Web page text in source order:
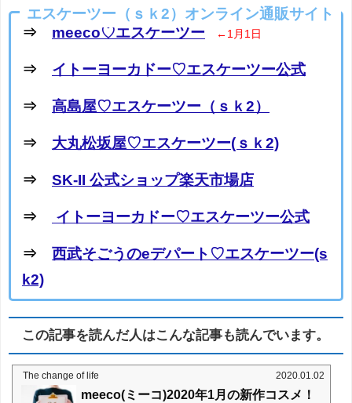
エスケーツー（ｓｋ2）オンライン通販サイト
⇒ meeco♡エスケーツー ←1月1日
⇒ イトーヨーカドー♡エスケーツー公式
⇒ 高島屋♡エスケーツー（ｓｋ2）
⇒ 大丸松坂屋♡エスケーツー(ｓｋ2)
⇒ SK-II 公式ショップ楽天市場店
⇒ イトーヨーカドー♡エスケーツー公式
⇒ 西武そごうのeデパート♡エスケーツー(s
k2)
この記事を読んだ人はこんな記事も読んでいます。
The change of life 2020.01.02
meeco(ミーコ)2020年1月の新作コスメ！